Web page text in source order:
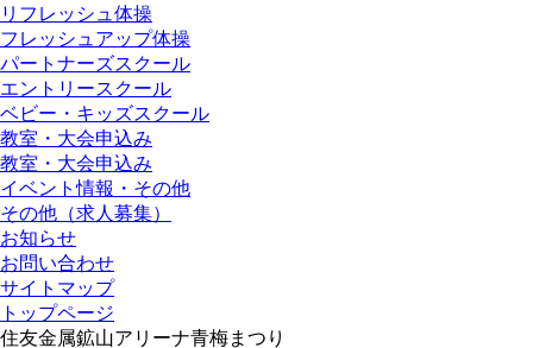
リフレッシュ体操
フレッシュアップ体操
パートナーズスクール
エントリースクール
ベビー・キッズスクール
教室・大会申込み
教室・大会申込み
イベント情報・その他
その他（求人募集）
お知らせ
お問い合わせ
サイトマップ
トップページ
住友金属鉱山アリーナ青梅まつり